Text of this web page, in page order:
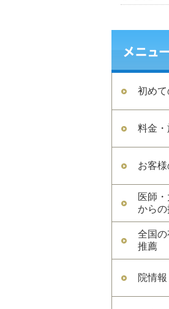
初め
料金
お客
医師
から
全国
推薦
院情